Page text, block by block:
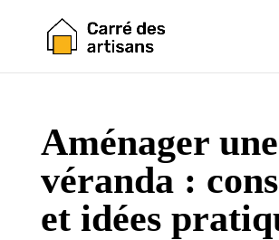
Aménager une
véranda :
et idées